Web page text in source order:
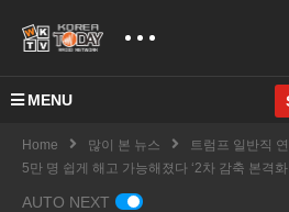
MENU
Home 많이 본 뉴스
트럼프 일반직
5만 명 쉽게 해고 가능해졌다 ‘2차 감축 본격화
AUTO NEXT